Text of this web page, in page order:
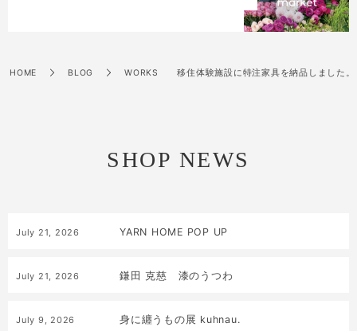
HOME BLOG WORKS 移住体験施設に特注家具を納品しました。
SHOP NEWS
July 21, 2026 YARN HOME POP UP
July 21, 2026 鎌田 克慈 漆のうつわ
July 9 , 2026 身に纏うもの展 kuhnau.